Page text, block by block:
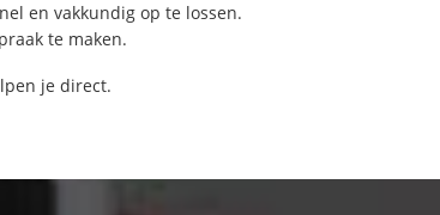
en vakkundig op te lossen.
te maken.
je direct.